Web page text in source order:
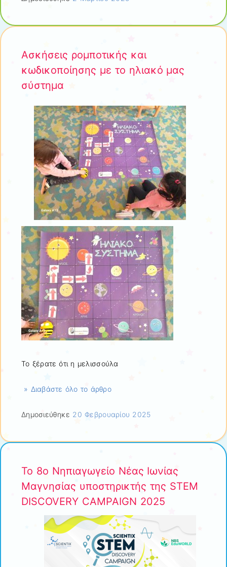
Ασκήσεις ρομποτικής και
κωδικοποίησης με το ηλιακό μας
σύστημα
Το ξέρατε ότι η μελισσούλα
» Διαβάστε όλο το άρθρο
Δημοσιεύθηκε 20 Φεβρουαρίου 2025
Το 8ο Νηπιαγωγείο Νέας Ιωνίας
Μαγνησίας υποστηρικτής της STEM
DISCOVERY CAMPAIGN 2025